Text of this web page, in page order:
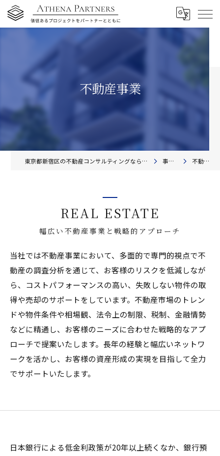
不動産事業
東京都新宿区の不動産コンサルティングならアテナ・パートナーズ株式会社 事業内容 不動産事業
幅広い不動産事業と戦略的アプローチ
REAL ESTATE
当社では不動産事業において、多面的で専門的視点で不
動産の調査分析を通じて、お客様のリスクを低減しなが
ら、コストパフォーマンスの高い、失敗しない物件の取
得や売却のサポートをしています。不動産市場のトレン
ドや物件条件や相場観、法令上の制限、税制、金融情勢
などに精通し、お客様のニーズに合わせた戦略的なアプ
ローチで提案いたします。長年の経験と幅広いネットワ
ークを活かし、お客様の資産形成の実現を目指して全力
でサポートいたします。
日本銀行による低金利政策が20年以上続くなか、銀行預